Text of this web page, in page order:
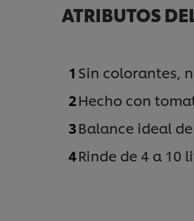
ATRIBUTOS
Sin colorantes,
Hecho con
Balance ideal
Rinde de 4 a 10